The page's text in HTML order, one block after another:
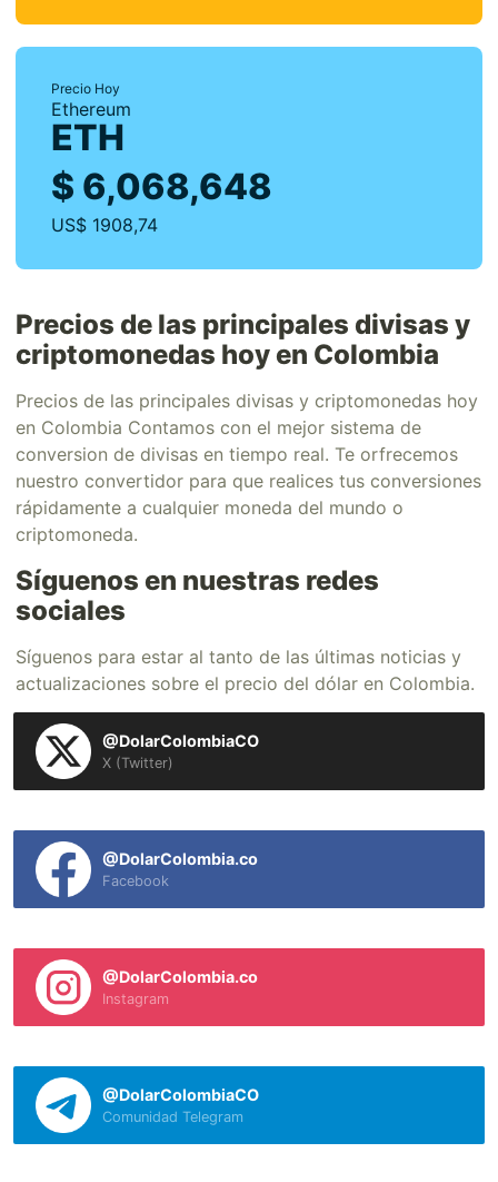
Precio Hoy
Ethereum
ETH
$ 6,068,648
US$ 1908,74
Precios de las principales divisas y
criptomonedas hoy en Colombia
Precios de las principales divisas y criptomonedas hoy
en Colombia Contamos con el mejor sistema de
conversion de divisas en tiempo real. Te orfrecemos
nuestro convertidor para que realices tus conversiones
rápidamente a cualquier moneda del mundo o
criptomoneda.
Síguenos en nuestras redes
sociales
Síguenos para estar al tanto de las últimas noticias y
actualizaciones sobre el precio del dólar en Colombia.
@DolarColombiaCO
X (Twitter)
@DolarColombia.co
Facebook
@DolarColombia.co
Instagram
@DolarColombiaCO
Comunidad Telegram